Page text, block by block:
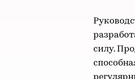
силу.